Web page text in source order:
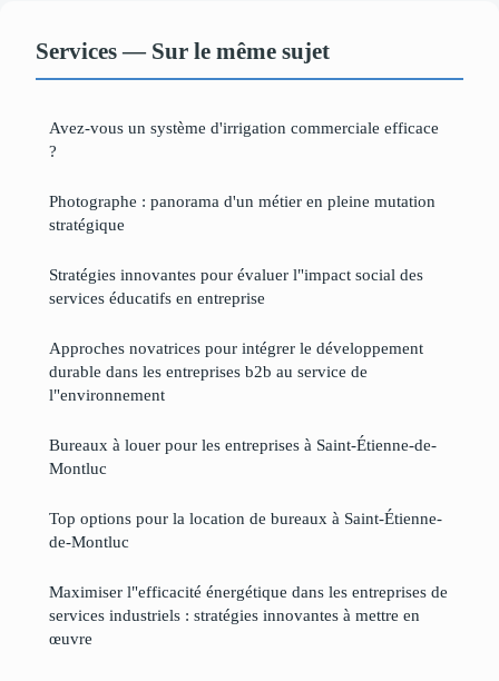
Services — Sur le même sujet
Avez-vous un système d'irrigation commerciale efficace
?
Photographe : panorama d'un métier en pleine mutation
stratégique
Stratégies innovantes pour évaluer l"impact social des
services éducatifs en entreprise
Approches novatrices pour intégrer le développement
durable dans les entreprises b2b au service de
l"environnement
Bureaux à louer pour les entreprises à Saint-Étienne-de-
Montluc
Top options pour la location de bureaux à Saint-Étienne-
de-Montluc
Maximiser l"efficacité énergétique dans les entreprises de
services industriels : stratégies innovantes à mettre en
œuvre